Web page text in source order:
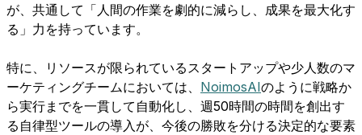
が、共通して「人間の作業を劇的に減らし、成果を最大化す
る」力を持っています。
特に、リソースが限られているスタートアップや少人数のマ
ーケティングチームにおいては、 NoimosAIのように戦略か
ら実行までを一貫して自動化し、週50時間の時間を創出す
る自律型ツールの導入が、今後の勝敗を分ける決定的な要素